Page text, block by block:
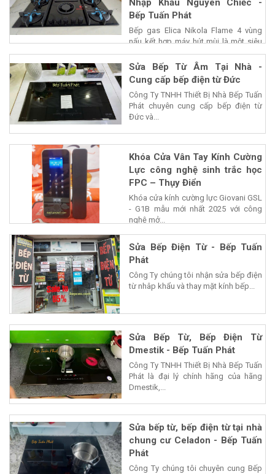
Nhập Khẩu Nguyên Chiếc -
Bếp Tuấn Phát
Bếp gas Elica Nikola Flame 4 vùng
nấu kết hợp máy hút mùi là một siêu
phẩm của...
Sửa Bếp Từ Âm Tại Nhà -
Cung cấp bếp điện từ Đức
Công Ty TNHH Thiết Bị Nhà Bếp Tuấn
Phát chuyên cung cấp bếp điện từ
Đức và...
Khóa Cửa Vân Tay Kính Cường
Lực công nghệ sinh trắc học
FPC – Thụy Điển
Khóa cửa kính cường lực Giovani GSL
- G1B mẫu mới nhất 2025 với công
nghệ mở...
Sửa Bếp Điện Từ - Bếp Tuấn
Phát
Công Ty chúng tôi nhận sửa bếp điện
từ nhâp khẩu và thay mặt kính bếp...
Sửa Bếp Từ, Bếp Điện Từ
Dmestik - Bếp Tuấn Phát
Công Ty TNHH Thiết Bị Nhà Bếp Tuấn
Phát là đại lý chính hãng của hãng
Dmestik,...
Sửa bếp từ, bếp điện từ tại nhà
chung cư Celadon - Bếp Tuấn
Phát
Công Ty chúng tôi chuyên cung Bếp